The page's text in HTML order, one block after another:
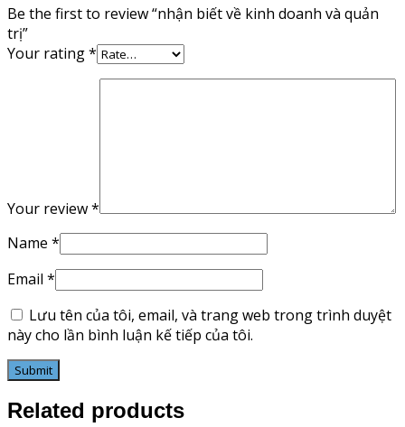
Be the first to review “nhận biết về kinh doanh và quản
trị”
Your rating*
Your review*
Name *
Email *
Lưu tên của tôi, email, và trang web trong trình duyệt
này cho lần bình luận kế tiếp của tôi.
Related products